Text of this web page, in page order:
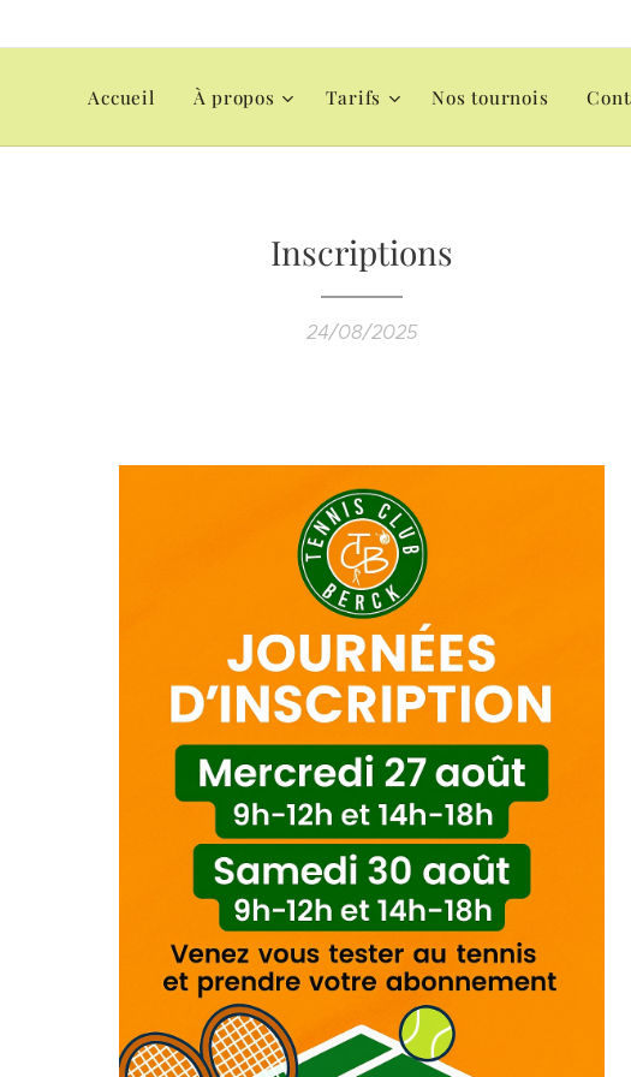
Accueil À propos Tarifs Nos tournois
Inscriptions
24/08/2025